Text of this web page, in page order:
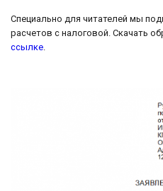
Специально для читателей мы
расчетов с налоговой. Скачать
ссылке